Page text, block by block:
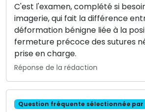
C'est l'examen, complété si
imagerie, qui fait la différence
déformation bénigne liée à la
fermeture précoce des sutures
prise en charge.
Réponse de la rédaction
Question fréquente sélectionnée